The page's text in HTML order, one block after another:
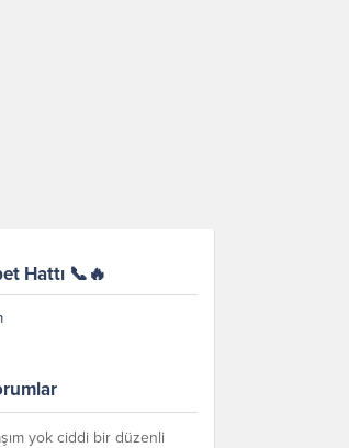
Hattı 📞🔥
yok ciddi bir düzenli